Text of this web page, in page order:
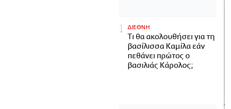
ΔΙΕΘΝΗ
Τι θα ακολουθήσει για τη
βασίλισσα Καμίλα εάν
πεθάνει πρώτος ο
βασιλιάς Κάρολος;